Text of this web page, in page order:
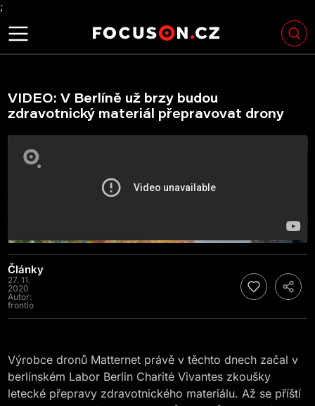
;
VIDEO: V Berlíně už brzy budou
zdravotnický materiál přepravovat drony
Články
27. 11.
2020
Autor:
frontio
Výrobce dronů Matternet právě v těchto dnech začal v
berlínském Labor Berlin Charité Vivantes zkoušky
letecké přepravy zdravotnického materiálu. Až se příští